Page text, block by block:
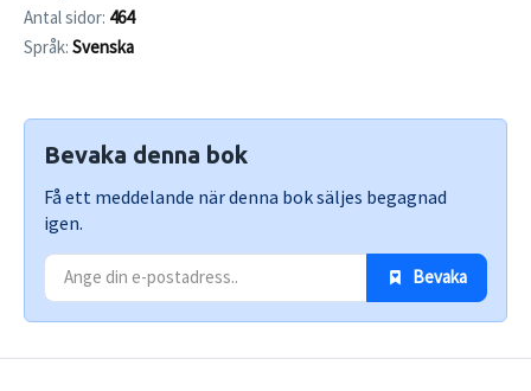
Antal sidor: 464
Språk: Svenska
Bevaka denna bok
Få ett meddelande när denna bok säljes begagnad
igen.
Bevaka